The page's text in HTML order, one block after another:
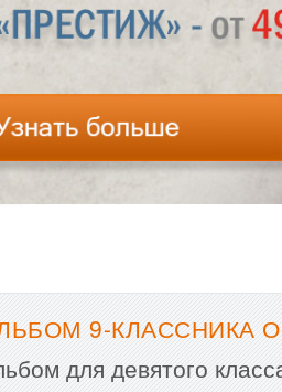
9-КЛАССНИКА
для девятого